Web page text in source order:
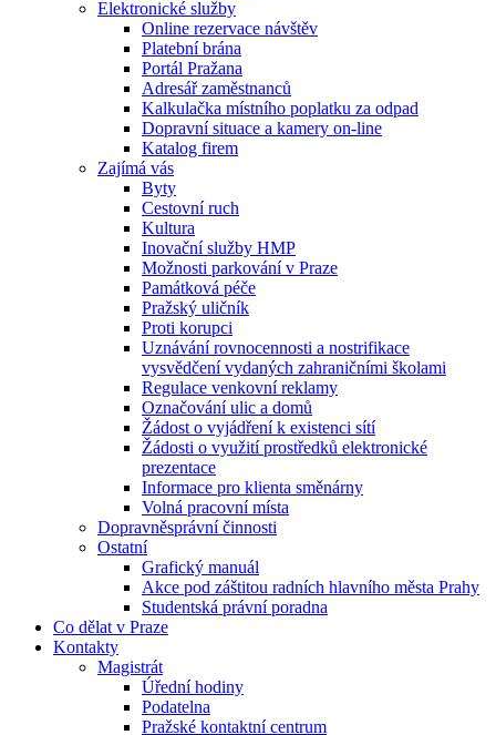
Elektronické služby
Online rezervace návštěv
Platební brána
Portál Pražana
Adresář zaměstnanců
Kalkulačka místního poplatku za odpad
Dopravní situace a kamery on-line
Katalog firem
Zajímá vás
Byty
Cestovní ruch
Kultura
Inovační služby HMP
Možnosti parkování v Praze
Památková péče
Pražský uličník
Proti korupci
Uznávání rovnocennosti a nostrifikace
vysvědčení vydaných zahraničními školami
Regulace venkovní reklamy
Označování ulic a domů
Žádost o vyjádření k existenci sítí
Žádosti o využití prostředků elektronické
prezentace
Informace pro klienta směnárny
Volná pracovní místa
Dopravněsprávní činnosti
Ostatní
Grafický manuál
Akce pod záštitou radních hlavního města Prahy
Studentská právní poradna
Co dělat v Praze
Kontakty
Magistrát
Úřední hodiny
Podatelna
Pražské kontaktní centrum